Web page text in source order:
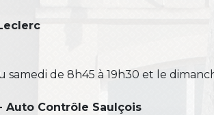
de 8h45 à 19h30 et le
Contrôle Saulçois